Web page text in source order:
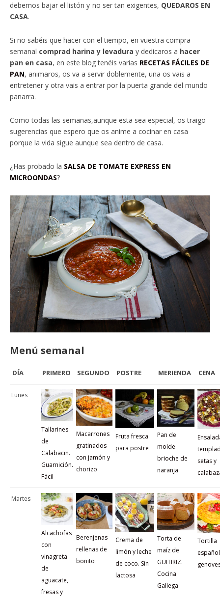
debemos bajar el listón y no ser tan exigentes, QUEDAROS EN
CASA.
Si no sabéis que hacer con el tiempo, en vuestra compra
semanal comprad harina y levadura y dedicaros a hacer
pan en casa, en este blog tenéis varias RECETAS FÁCILES DE
PAN, animaros, os va a servir doblemente, una os vais a
entretener y otra vais a entrar por la puerta grande del mundo
panarra.
Como todas las semanas,aunque esta sea especial, os traigo
sugerencias que espero que os anime a cocinar en casa
porque la vida sigue aunque sea dentro de casa.
¿Has probado la SALSA DE TOMATE EXPRESS EN
MICROONDAS?
Menú semanal
DÍA PRIMERO SEGUNDO POSTRE MERIENDA CENA
Lunes
Tallarines
de
Calabacin.
Guarnición.
Fácil
Macarrones
gratinados
con jamón y
chorizo
Fruta fresca
para postre
Pan de
molde
brioche de
naranja
setas y
Martes
Alcachofas
con
vinagreta
de
aguacate,
fresas y
Berenjenas
rellenas de
bonito
Crema de
limón y leche
de coco. Sin
lactosa
Torta de
maíz de
GUITIRIZ.
Cocina
Gallega
Tortilla